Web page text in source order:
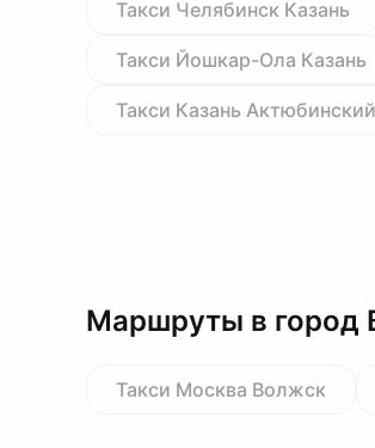
Такси Челябинск Казань
Такси Йошкар-Ола Казань
Такси Казань Актюбинский
Маршруты в город
Такси Москва Волжск